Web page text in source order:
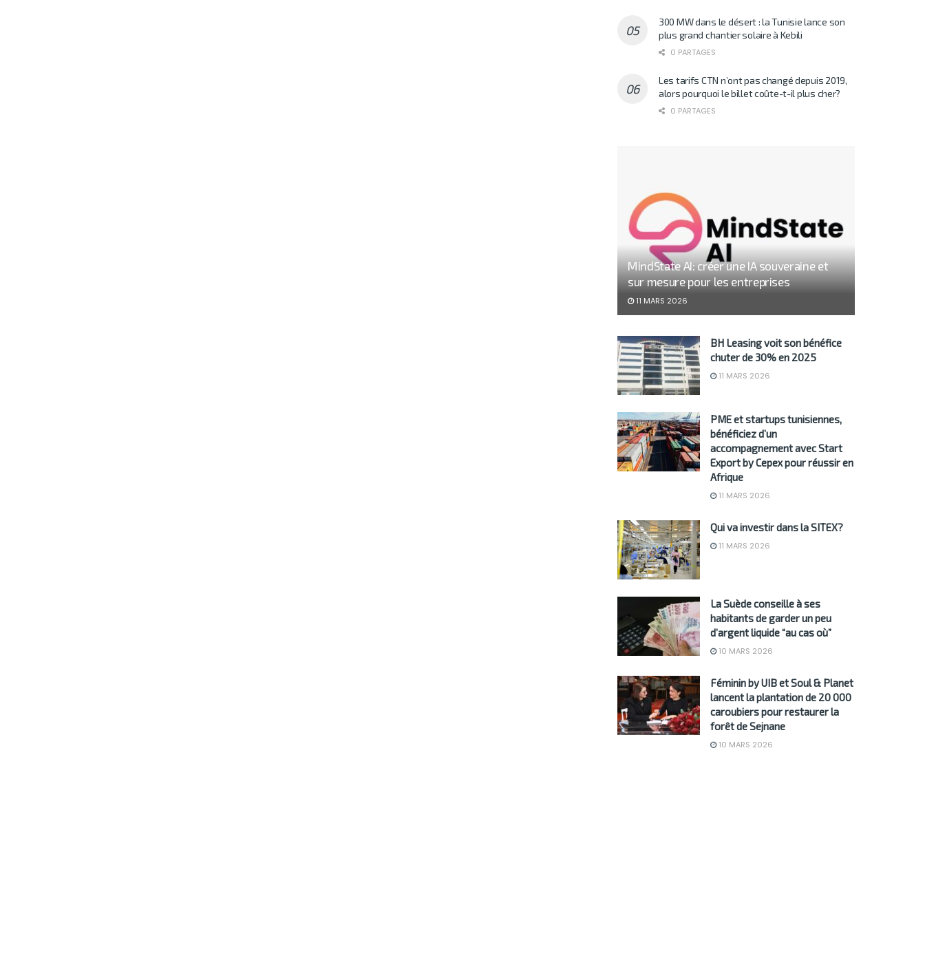
300 MW dans le désert : la Tunisie lance son
plus grand chantier solaire à Kebili
0 PARTAGES
Les tarifs CTN n’ont pas changé depuis 2019,
alors pourquoi le billet coûte-t-il plus cher?
0 PARTAGES
MindState AI: créer une IA souveraine et
sur mesure pour les entreprises
11 MARS 2026
BH Leasing voit son bénéfice
chuter de 30% en 2025
11 MARS 2026
PME et startups tunisiennes,
bénéficiez d’un
accompagnement avec Start
Export by Cepex pour réussir en
Afrique
11 MARS 2026
Qui va investir dans la SITEX?
11 MARS 2026
La Suède conseille à ses
habitants de garder un peu
d’argent liquide “au cas où”
10 MARS 2026
Féminin by UIB et Soul & Planet
lancent la plantation de 20 000
caroubiers pour restaurer la
forêt de Sejnane
10 MARS 2026